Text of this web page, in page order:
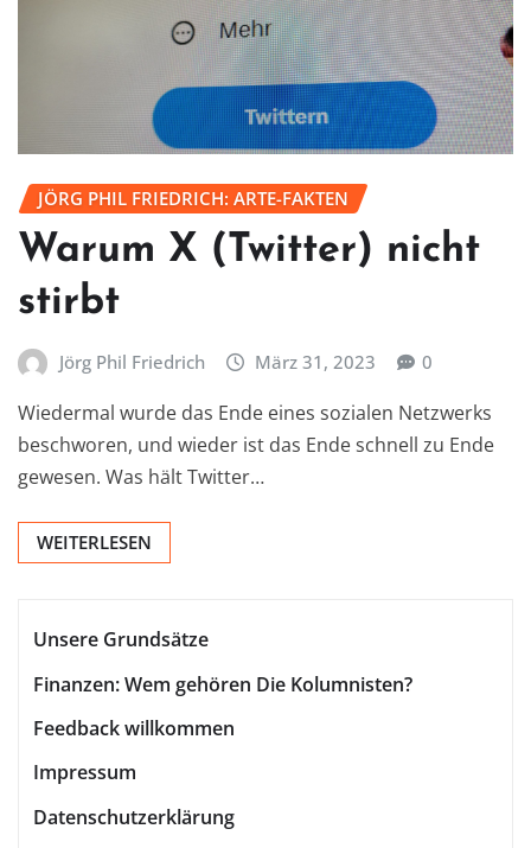
JÖRG PHIL FRIEDRICH: ARTE-FAKTEN
Warum X (Twitter) nicht
stirbt
Jörg Phil Friedrich März 31, 2023 0
Wiedermal wurde das Ende eines sozialen Netzwerks
beschworen, und wieder ist das Ende schnell zu Ende
gewesen. Was hält Twitter…
WEITERLESEN
Unsere Grundsätze
Finanzen: Wem gehören Die Kolumnisten?
Feedback willkommen
Impressum
Datenschutzerklärung